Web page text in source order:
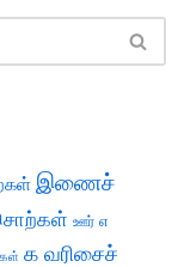
இணைச்
ஊர் எ
க வரிசைச்